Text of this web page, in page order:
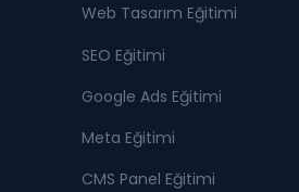
Web Tasarım Eğitimi
SEO Eğitimi
Google Ads Eğitimi
Meta Eğitimi
CMS Panel Eğitimi